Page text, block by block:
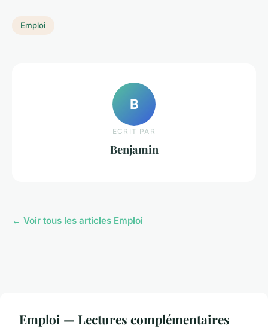
Emploi
B
ECRIT PAR
Benjamin
← Voir tous les articles Emploi
Emploi — Lectures complémentaires